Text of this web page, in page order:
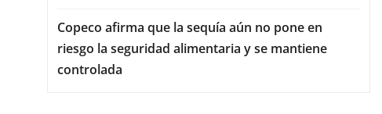
Copeco afirma que la sequía aún no pone en
riesgo la seguridad alimentaria y se mantiene
controlada